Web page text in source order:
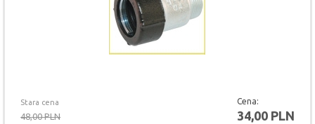
Stara cena
48,00 PLN
Cena:
34,00 PLN